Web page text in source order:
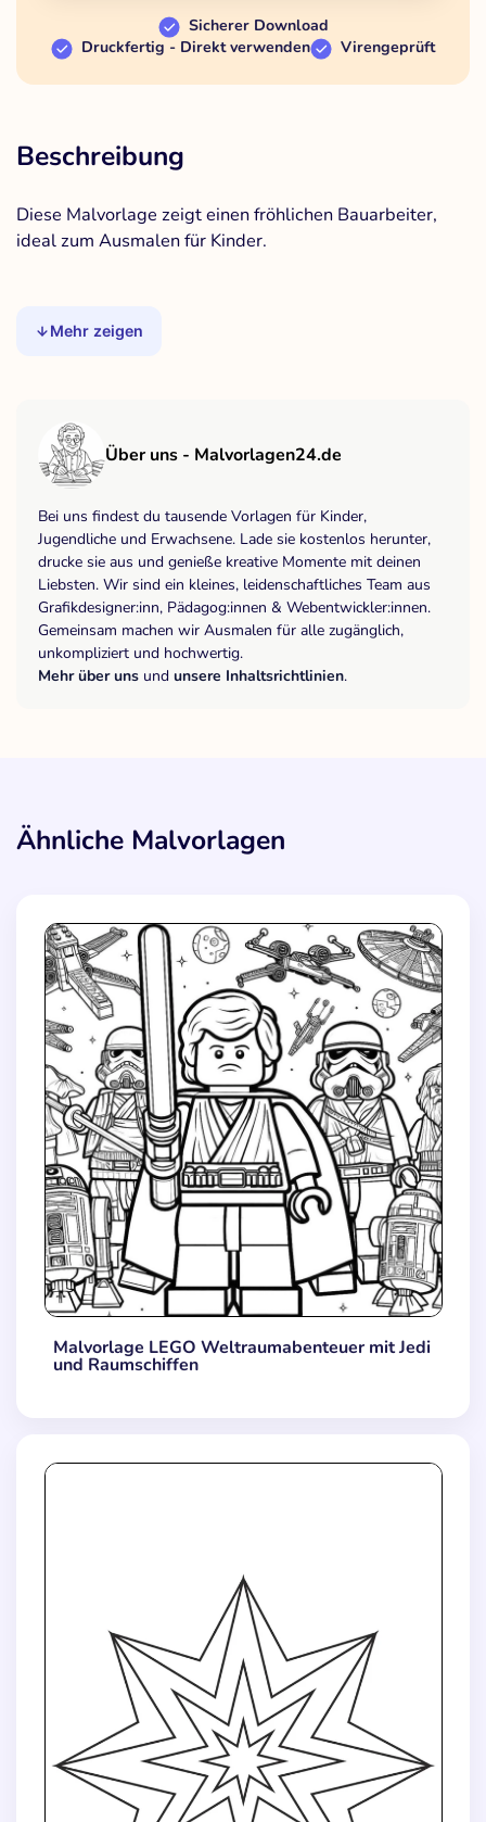
Sicherer Download
Druckfertig - Direkt verwenden
Virengeprüft
Beschreibung
Diese Malvorlage zeigt einen fröhlichen Bauarbeiter,
ideal zum Ausmalen für Kinder.
Mehr zeigen
Über uns - Malvorlagen24.de
Bei uns findest du tausende Vorlagen für Kinder,
Jugendliche und Erwachsene. Lade sie kostenlos herunter,
drucke sie aus und genieße kreative Momente mit deinen
Liebsten. Wir sind ein kleines, leidenschaftliches Team aus
Grafikdesigner:inn, Pädagog:innen & Webentwickler:innen.
Gemeinsam machen wir Ausmalen für alle zugänglich,
unkompliziert und hochwertig.
Mehr über uns und unsere Inhaltsrichtlinien.
Ähnliche Malvorlagen
Malvorlage LEGO Weltraumabenteuer mit Jedi
und Raumschiffen